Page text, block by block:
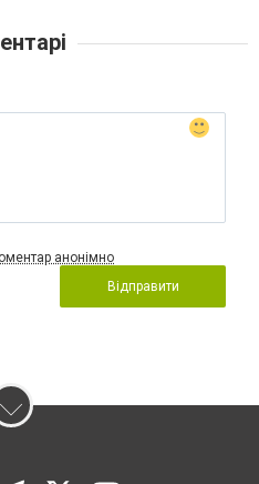
анонімно
Відправити